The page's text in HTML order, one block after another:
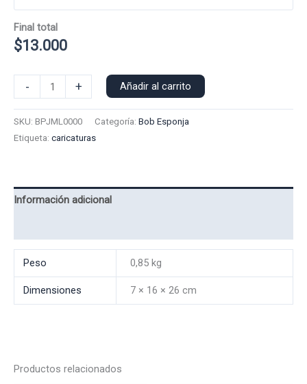
Final total
$13.000
-
Manga
+ Añadir al carrito
SKU: BPJML0000 Categoría: Bob Esponja
Etiqueta: caricaturas
Información adicional
Peso 0,85 kg
Dimensiones 7 × 16 × 26 cm
Productos relacionados